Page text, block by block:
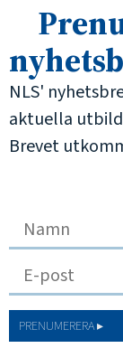
NLS'
aktuella
Brevet
PRENUMERERA ▸